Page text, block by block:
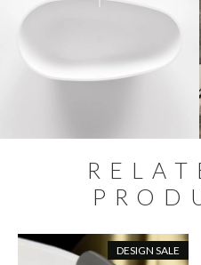
DESIGN SALE